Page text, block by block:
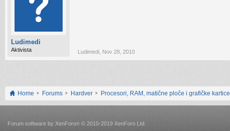
Ludimedi
Aktivista Ludimedi Nov 28, 2010
Home Forums Hardver Procesori, RAM, matične ploče i grafičke kartice
Forum software by XenForo® © 2010-2019 XenForo Ltd.